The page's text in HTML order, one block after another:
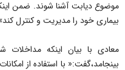
موضوع دیابت آشنا شوند. ضمن
بیماری خود را مدیریت و کنترل
معادی با بیان اینکه
بینجامد،گفت:« با استفاده از